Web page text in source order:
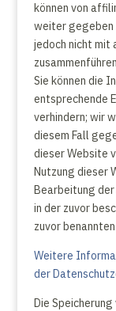
können von
weiter
jedoch nicht mit
Sie können die
entsprechende
verhindern; wir
diesem Fall
dieser Website
Nutzung dieser
Bearbeitung
in der zuvor
zuvor
Weitere
der
Die